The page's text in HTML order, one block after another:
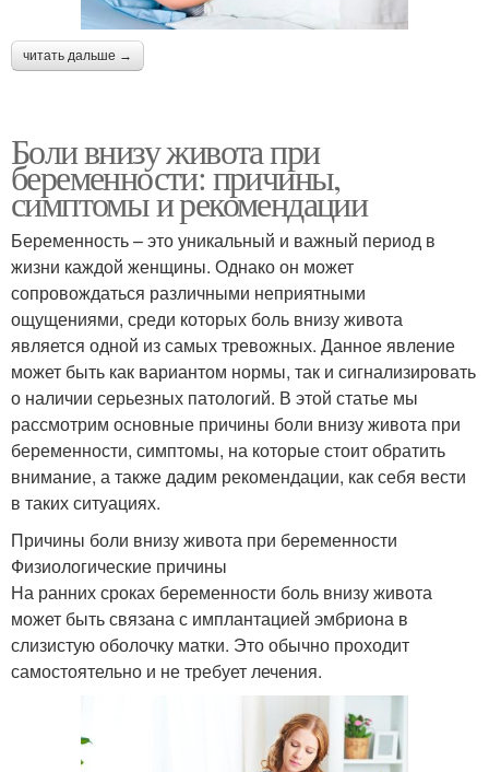
читать дальше →
Боли внизу живота при
беременности: причины,
симптомы и рекомендации
Беременность – это уникальный и важный период в
жизни каждой женщины. Однако он может
сопровождаться различными неприятными
ощущениями, среди которых боль внизу живота
является одной из самых тревожных. Данное явление
может быть как вариантом нормы, так и сигнализировать
о наличии серьезных патологий. В этой статье мы
рассмотрим основные причины боли внизу живота при
беременности, симптомы, на которые стоит обратить
внимание, а также дадим рекомендации, как себя вести
в таких ситуациях.
Причины боли внизу живота при беременности
Физиологические причины
На ранних сроках беременности боль внизу живота
может быть связана с имплантацией эмбриона в
слизистую оболочку матки. Это обычно проходит
самостоятельно и не требует лечения.